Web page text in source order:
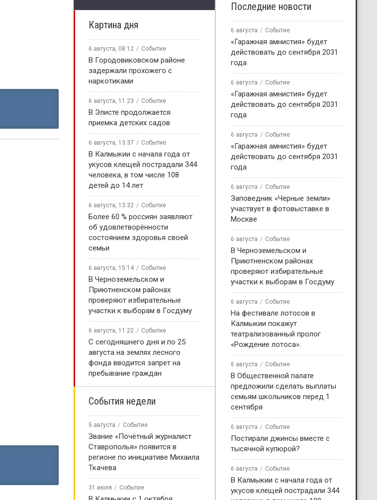
Картина дня
6 августа, 08:12 Событие
В Городовиковском районе
задержали прохожего с
наркотиками
6 августа, 11:23 Событие
В Элисте продолжается
приемка детских садов
6 августа, 13:37 Событие
В Калмыкии с начала года от
укусов клещей пострадали 344
человека, в том числе 108
детей до 14 лет
6 августа, 13:32 Событие
Более 60 % россиян заявляют
об удовлетворённости
состоянием здоровья своей
семьи
6 августа, 15:14 Событие
В Черноземельском и
Приютненском районах
проверяют избирательные
участки к выборам в Госдуму
6 августа, 11:22 Событие
С сегодняшнего дня и по 25
августа на землях лесного
фонда вводится запрет на
пребывание граждан
События недели
5 августа Событие
Звание «Почётный журналист
Ставрополья» появится в
регионе по инициативе Михаила
Ткачева
31 июля Событие
Последние новости
6 августа Событие
«Гаражная амнистия» будет
действовать до сентября 2031
года
6 августа Событие
«Гаражная амнистия» будет
действовать до сентября 2031
года
6 августа Событие
«Гаражная амнистия» будет
действовать до сентября 2031
года
6 августа Событие
Заповедник «Черные земли»
участвует в фотовыставке в
Москве
6 августа Событие
В Черноземельском и
Приютненском районах
проверяют избирательные
участки к выборам в Госдуму
6 августа Событие
На фестивале лотосов в
Калмыкии покажут
театрализованный пролог
«Рождение лотоса».
6 августа Событие
В Общественной палате
предложили сделать выплаты
семьям школьников перед 1
сентября
6 августа Событие
Постирали джинсы вместе с
тысячной купюрой?
6 августа Событие
В Калмыкии с начала года от
укусов клещей пострадали 344